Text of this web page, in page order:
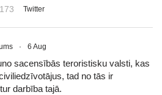
173 Twitter
· 6 Aug
sacensībās teroristisku valsti, kas
tad no tās ir
darbība tajā.